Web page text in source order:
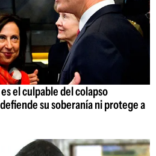
es el culpable del colapso
su soberanía ni protege a